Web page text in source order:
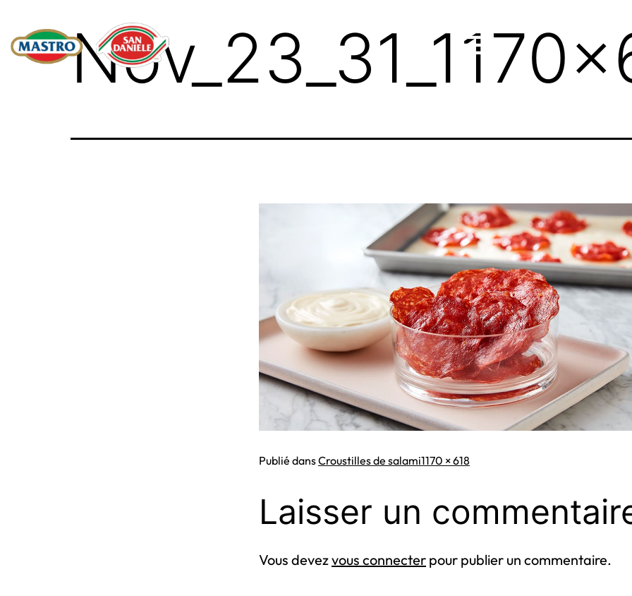
Publié dansCroustilles de salamiTaille
1170 × 618
Laisser un
Vous devezvous connecter pour publier un commentaire.